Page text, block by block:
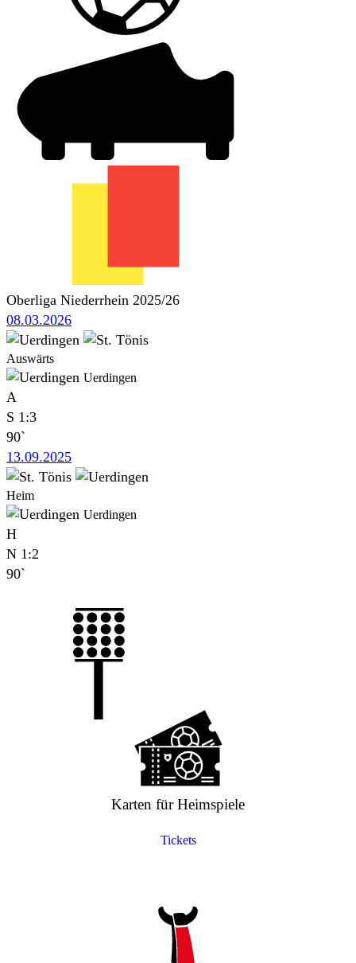
Oberliga Niederrhein 2025/26
08.03.2026
Auswärts
Uerdingen
A
S 1:3
90`
13.09.2025
Heim
Uerdingen
H
N 1:2
90`
Karten für Heimspiele
Tickets